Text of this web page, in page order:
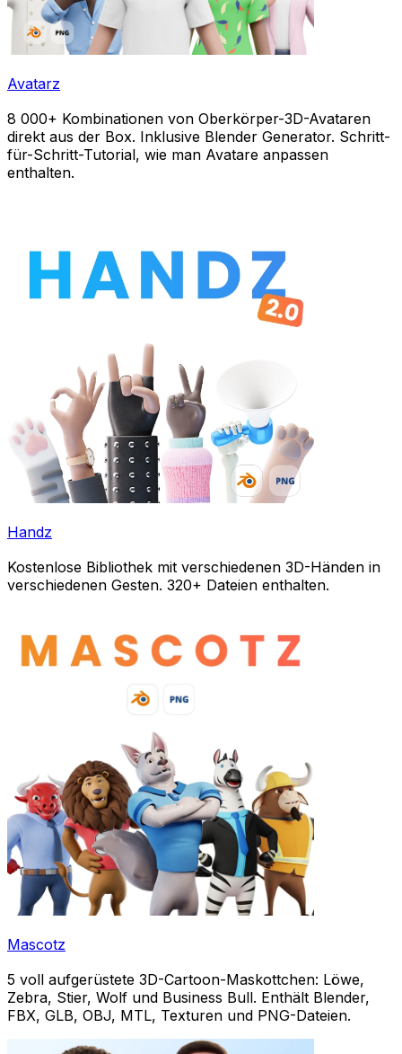
Avatarz
8 000+ Kombinationen von Oberkörper-3D-Avataren
direkt aus der Box. Inklusive Blender Generator. Schritt-
für-Schritt-Tutorial, wie man Avatare anpassen
enthalten.
Handz
Kostenlose Bibliothek mit verschiedenen 3D-Händen in
verschiedenen Gesten. 320+ Dateien enthalten.
Mascotz
5 voll aufgerüstete 3D-Cartoon-Maskottchen: Löwe,
Zebra, Stier, Wolf und Business Bull. Enthält Blender,
FBX, GLB, OBJ, MTL, Texturen und PNG-Dateien.